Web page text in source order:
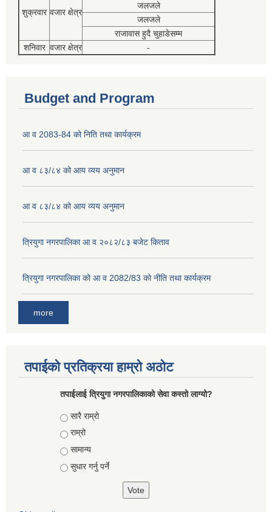
शुक्रवार वजार क्षेत्र
जलजले
जलजले
राजावास हुदै चुहाडेसम्म
शनिवार वजार क्षेत्र -
Budget and Program
आ व 2083-84 को निति तथा कार्यक्रम
आ व ८३/८४ को आय व्यय अनुमान
आ व ८३/८४ को आय व्यय अनुमान
त्रियुगा नगरपालिका आ व २०८२/८३ बजेट किताव
त्रियुगा नगरपालिका को आ व 2082/83 को नीति तथा कार्यक्रम
more
तपाईको प्रतिक्रया हाम्रो अठोट
तपाईलाई त्रियुगा नगरपालिकाको सेवा कस्तो लाग्यो?
Choices
सारै राम्रो
राम्रो
सामान्य
सुधार गर्नु पर्ने